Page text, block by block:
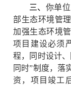
三、 你单
部生态环境管
加强生态环境
项目建设必须
程，同时设计
同时”制度，落
资， 项目竣工